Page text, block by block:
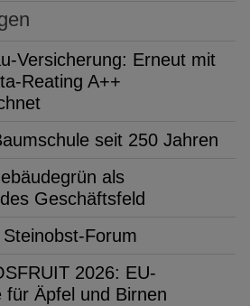
Versicherung: Erneut mit
Reating A++
seit 250 Jahren
als
Geschäftsfeld
Forum
2026: EU-
für Äpfel und Birnen